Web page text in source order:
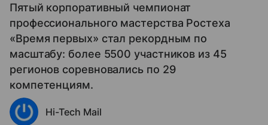
Пятый корпоративный чемпионат
профессионального мастерства Ростеха
«Время первых» стал рекордным по
масштабу: более 5500 участников из 45
регионов соревновались по 29
компетенциям.
Hi-Tech Mail